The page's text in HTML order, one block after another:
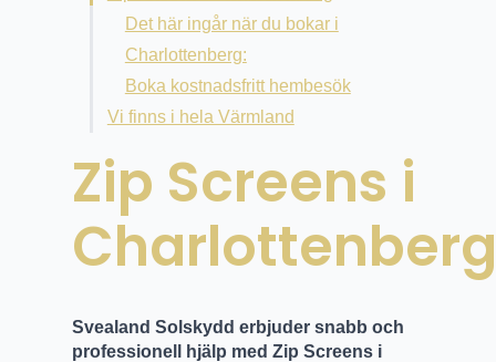
Det här ingår när du bokar i
Charlottenberg:
Boka kostnadsfritt hembesök
Vi finns i hela Värmland
Zip Screens i
Charlottenberg
Svealand Solskydd erbjuder snabb och
professionell hjälp med Zip Screens i